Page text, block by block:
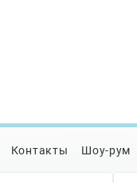
Контакты Шоу-рум